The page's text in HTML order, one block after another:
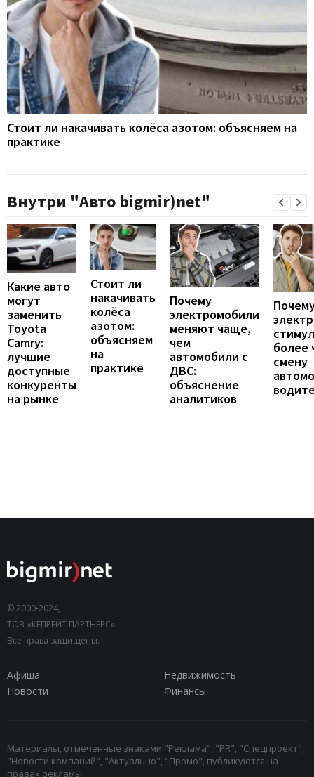
Стоит ли накачивать колёса азотом: объясняем на
практике
Внутри "Авто bigmir)net"
Какие авто
могут
заменить
Toyota
Camry:
лучшие
доступные
конкуренты
на рынке
Стоит ли
накачивать
колёса
азотом:
объясняем
на
практике
Почему
электромобили
меняют чаще,
чем
автомобили с
ДВС:
объяснение
аналитиков
более
смену
© 2000-2024,
ТОВ «КЕПРЕЙТ ПАРТНЕРС».
Все права защищены.
Афиша
Недвижимость
Новости
Финансы
Материалы, отмеченные знаками "Реклама", "PR", "Спецпроект",
"Новости компаний", "Актуально", "Промо", публикуются на
правах рекламы.